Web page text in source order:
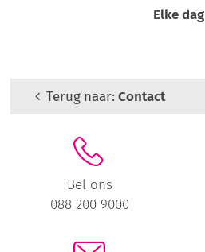
Elke dag
Terug naar:Contact
Bel ons
088 200 9000